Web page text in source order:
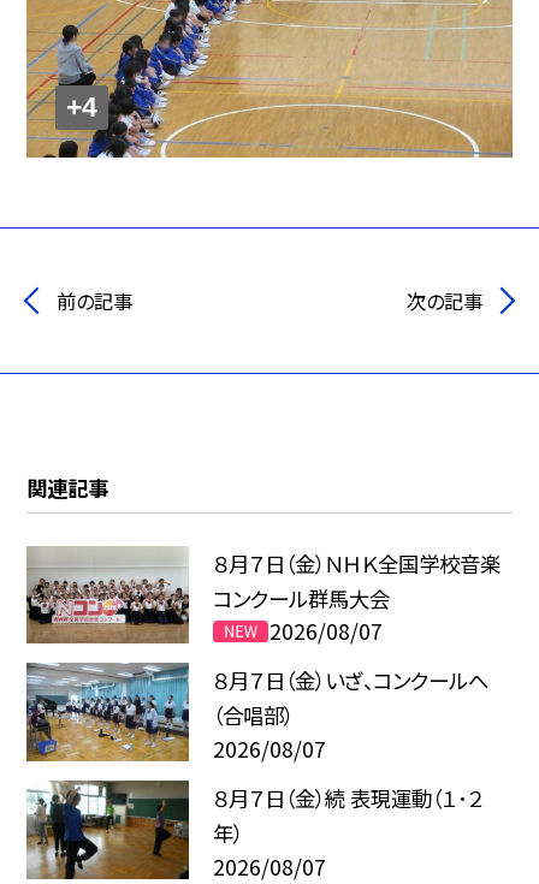
+4
前の記事 次の記事
関連記事
８月７日（金）ＮＨＫ全国学校音楽
コンクール群馬大会
2026/08/07
８月７日（金）いざ、コンクールへ
（合唱部）
2026/08/07
８月７日（金）続 表現運動（１･２
年）
2026/08/07